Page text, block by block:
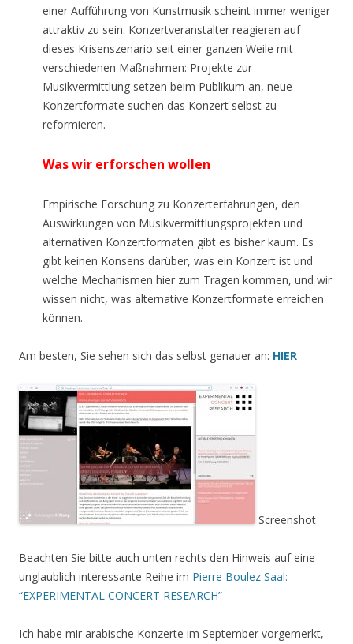
einer Aufführung von Kunstmusik scheint immer weniger
attraktiv zu sein. Konzertveranstalter reagieren auf
dieses Krisenszenario seit einer ganzen Weile mit
verschiedenen Maßnahmen: Projekte zur
Musikvermittlung setzen beim Publikum an, neue
Konzertformate suchen das Konzert selbst zu
reformieren.
Was wir erforschen wollen
Empirische Forschung zu Konzerterfahrungen, den
Auswirkungen von Musikvermittlungsprojekten und
alternativen Konzertformaten gibt es bisher kaum. Es
gibt keinen Konsens darüber, was ein Konzert ist und
welche Mechanismen hier zum Tragen kommen, und wir
wissen nicht, was alternative Konzertformate erreichen
können.
Am besten, Sie sehen sich das selbst genauer an: HIER
Screenshot
Beachten Sie bitte auch unten rechts den Hinweis auf eine
unglaublich interessante Reihe im Pierre Boulez Saal:
“EXPERIMENTAL CONCERT RESEARCH”
Ich habe mir arabische Konzerte im September vorgemerkt,